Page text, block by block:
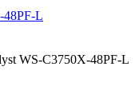
48PF-L
WS-C3750X-48PF-L